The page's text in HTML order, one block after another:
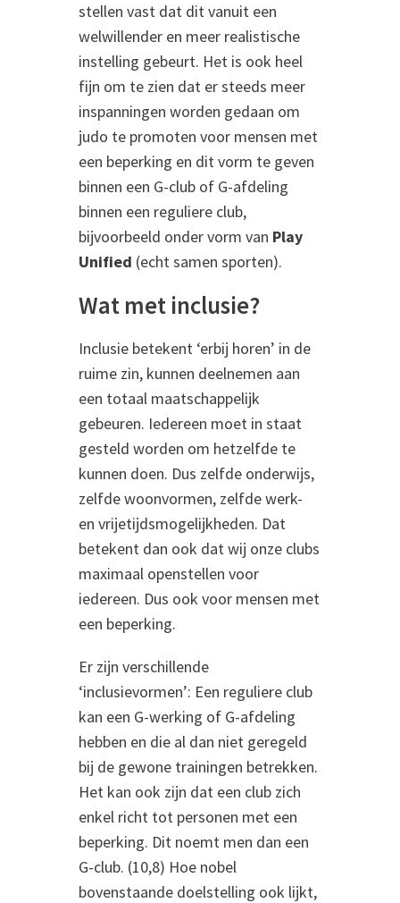
stellen vast dat dit vanuit een
welwillender en meer realistische
instelling gebeurt. Het is ook heel
fijn om te zien dat er steeds meer
inspanningen worden gedaan om
judo te promoten voor mensen met
een beperking en dit vorm te geven
binnen een G-club of G-afdeling
binnen een reguliere club,
bijvoorbeeld onder vorm van Play
Unified (echt samen sporten).
Wat met inclusie?
Inclusie betekent ‘erbij horen’ in de
ruime zin, kunnen deelnemen aan
een totaal maatschappelijk
gebeuren. Iedereen moet in staat
gesteld worden om hetzelfde te
kunnen doen. Dus zelfde onderwijs,
zelfde woonvormen, zelfde werk-
en vrijetijdsmogelijkheden. Dat
betekent dan ook dat wij onze clubs
maximaal openstellen voor
iedereen. Dus ook voor mensen met
een beperking.
Er zijn verschillende
‘inclusievormen’: Een reguliere club
kan een G-werking of G-afdeling
hebben en die al dan niet geregeld
bij de gewone trainingen betrekken.
Het kan ook zijn dat een club zich
enkel richt tot personen met een
beperking. Dit noemt men dan een
G-club. (10,8) Hoe nobel
bovenstaande doelstelling ook lijkt,